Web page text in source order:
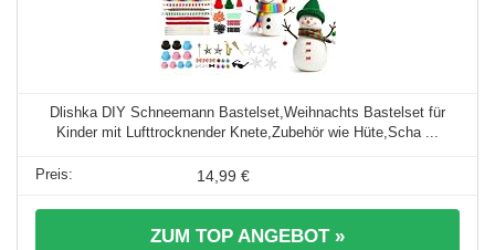
Dlishka DIY Schneemann Bastelset,Weihnachts Bastelset für
Kinder mit Lufttrocknender Knete,Zubehör wie Hüte,Scha ...
14,99 €
ZUM TOP ANGEBOT »